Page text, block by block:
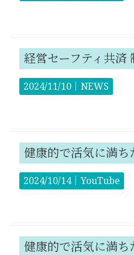
2024/11/10｜NEWS
2024/10/14｜YouTube